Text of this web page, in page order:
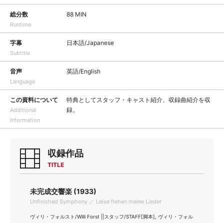
総分数
Runtime
88 MIN
字幕
Subtitle
日本語/Japanese
音声
Language
英語/English
この資料について
Additional
Information
特典としてスタッフ・キャスト紹介、収録曲紹介を収
録。
収録作品
TITLE
未完成交響楽 (1933)
Unfinished Symphony ／ Leise flehen meine Lieder
ヴィリ・フォルスト/Willi Forst ||スタッフ/STAFF[脚本], ヴィリ・フォル